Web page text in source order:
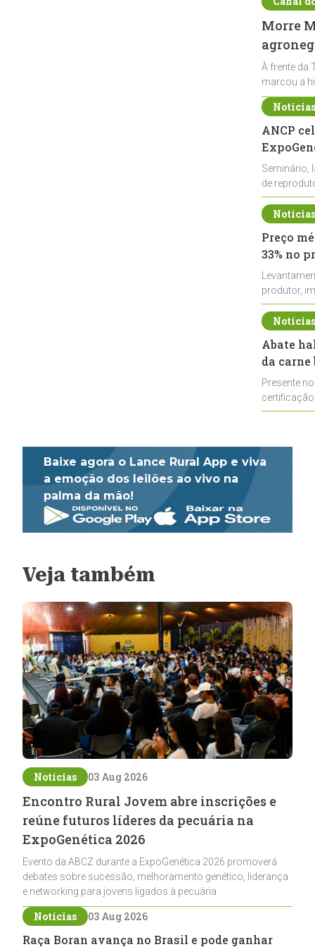
Morre
À frente da
marcou a
ANCP
Seminário,
de
durante a
Preço
33% no
produtor,
de leite cru
Abate
da
Presente
Baixe agora o Lance Rural App e viva
a emoção dos leilões ao vivo na
palma da mão!
Veja também
Notícias 03 Aug 2026
Encontro Rural Jovem abre inscrições e
reúne futuros líderes da pecuária na
ExpoGenética 2026
Evento da ABCZ durante a ExpoGenética 2026 promoverá
debates sobre sucessão, melhoramento genético, liderança
e networking para jovens ligados à pecuária
Notícias 03 Aug 2026
Raça Boran avança no Brasil e pode ganhar